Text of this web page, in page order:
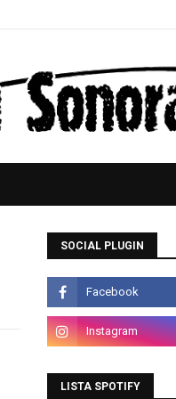
SOCIAL PLUGIN
LISTA SPOTIFY